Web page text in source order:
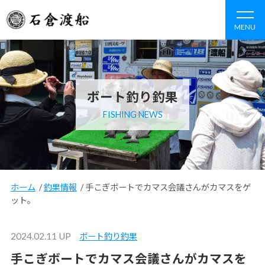
MENU
ボート釣り釣果
FISHING NEWS
ホーム /釣果情報 /手こぎボートでカマス会議さんがカマスをゲ
ット。
2024.02.11 UP ボート釣り釣果
手こぎボートでカマス会議さんがカマスを